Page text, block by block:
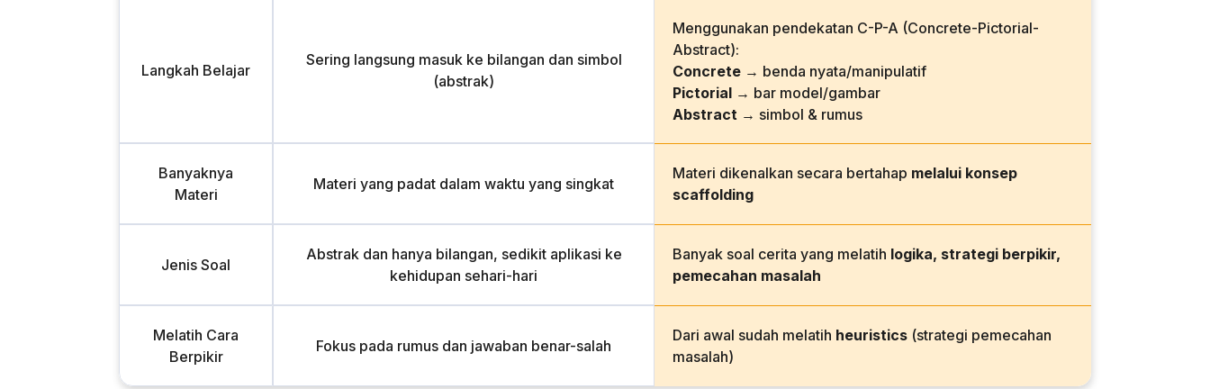
Langkah Belajar
Sering langsung masuk ke bilangan dan simbol
(abstrak)
Menggunakan pendekatan C-P-A (Concrete-Pictorial-
Abstract):
Concrete → benda nyata/manipulatif
Pictorial → bar model/gambar
Abstract → simbol & rumus
Banyaknya
Materi
Materi yang padat dalam waktu yang singkat
Materi dikenalkan secara bertahap melalui konsep
scaffolding
Jenis Soal
Abstrak dan hanya bilangan, sedikit aplikasi ke
kehidupan sehari-hari
Banyak soal cerita yang melatih logika, strategi berpikir,
pemecahan masalah
Melatih Cara
Berpikir
Fokus pada rumus dan jawaban benar-salah
Dari awal sudah melatih heuristics (strategi pemecahan
masalah)